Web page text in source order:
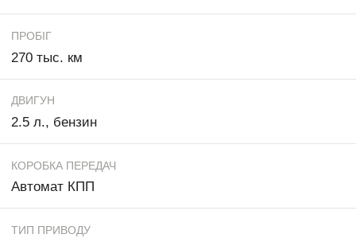
ПРОБІГ
270 тыс. км
ДВИГУН
2.5 л., бензин
КОРОБКА ПЕРЕДАЧ
Автомат КПП
ТИП ПРИВОДУ